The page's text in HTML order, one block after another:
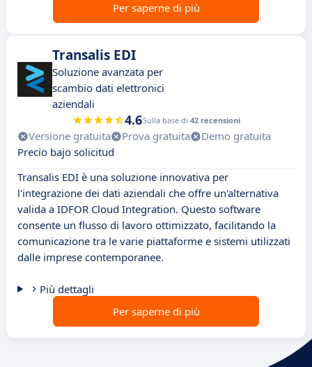
Per saperne di più
Transalis EDI
Soluzione avanzata per
scambio dati elettronici
aziendali
4.6Sulla base di 42 recensioni
Versione gratuita Prova gratuita
Demo gratuita
Precio bajo solicitud
Transalis EDI è una soluzione innovativa per
l'integrazione dei dati aziendali che offre un'alternativa
valida a IDFOR Cloud Integration. Questo software
consente un flusso di lavoro ottimizzato, facilitando la
comunicazione tra le varie piattaforme e sistemi utilizzati
dalle imprese contemporanee.
Più dettagli
Per saperne di più